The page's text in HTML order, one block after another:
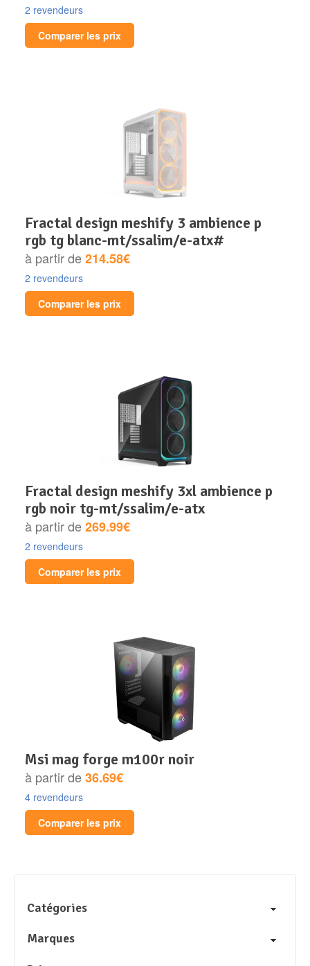
2 revendeurs
Comparer les prix
fractal design meshify 3 ambience p
rgb tg blanc-mt/ssalim/e-atx#
à partir de214.58€
2 revendeurs
Comparer les prix
fractal design meshify 3xl ambience p
rgb noir tg-mt/ssalim/e-atx
à partir de269.99€
2 revendeurs
Comparer les prix
msi mag forge m100r noir
à partir de36.69€
4 revendeurs
Comparer les prix
Catégories
Marques